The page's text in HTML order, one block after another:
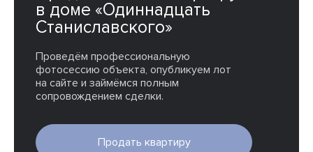
в доме «Одиннадцать
Станиславского»
Проведём профессиональную
фотосессию объекта, опубликуем лот
на сайте и займёмся полным
сопровождением сделки.
Продать квартиру